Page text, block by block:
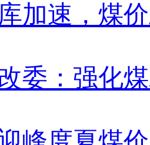
加速，煤
委：强化